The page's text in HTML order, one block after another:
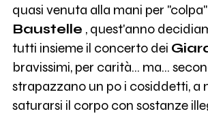
quasi venuta alla mani per
Baustelle , quest'anno
tutti insieme il concerto dei
bravissimi, per carità... ma...
strapazzano un po i cosiddetti, a
saturarsi il corpo con sostanze